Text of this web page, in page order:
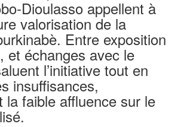
Dioulasso appellent à
valorisation de la
Entre exposition
et échanges avec le
l’initiative tout en
insuffisances,
la faible affluence sur le